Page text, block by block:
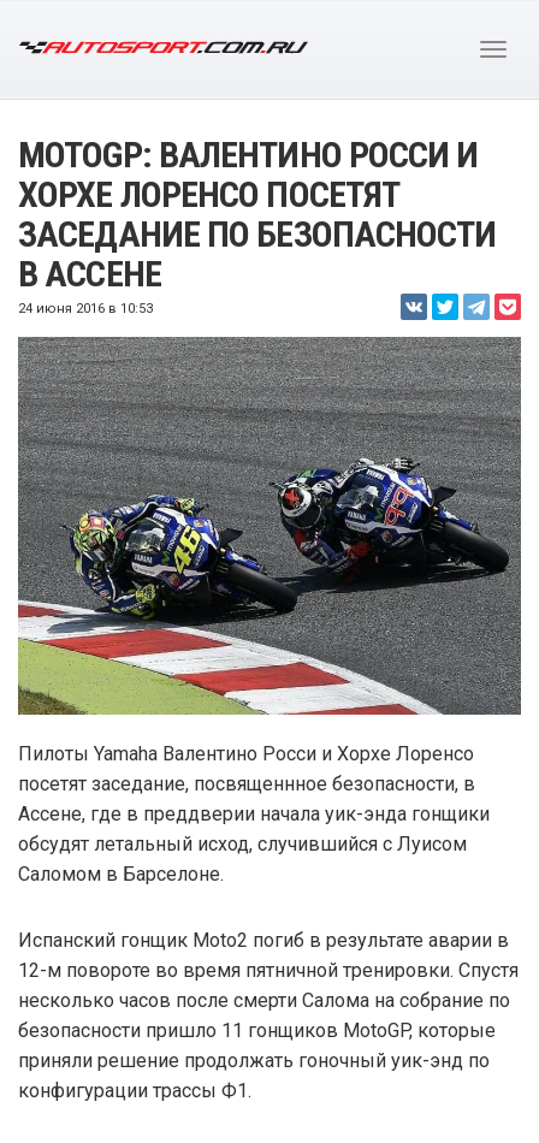
MOTOGP: ВАЛЕНТИНО РОССИ И
ХОРХЕ ЛОРЕНСО ПОСЕТЯТ
ЗАСЕДАНИЕ ПО БЕЗОПАСНОСТИ
В АССЕНЕ
24 июня 2016 в 10:53
Пилоты Yamaha Валентино Росси и Хорхе Лоренсо
посетят заседание, посвященнное безопасности, в
Ассене, где в преддверии начала уик-энда гонщики
обсудят летальный исход, случившийся с Луисом
Саломом в Барселоне.
Испанский гонщик Moto2 погиб в результате аварии в
12-м повороте во время пятничной тренировки. Спустя
несколько часов после смерти Салома на собрание по
безопасности пришло 11 гонщиков MotoGP, которые
приняли решение продолжать гоночный уик-энд по
конфигурации трассы Ф1.